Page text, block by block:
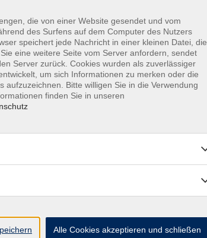
Deutsch B2
22.01.2027
B2
Zertifikat Deutsch A2-B1
Deutsch B2
11.06.2027
die von einer Website gesendet und vom
des Surfens auf dem Computer des Nutzers
speichert jede Nachricht in einer kleinen Datei, die
eine weitere Seite vom Server anfordern, sendet
Server zurück. Cookies wurden als zuverlässiger
um sich Informationen zu merken oder die
aufzuzeichnen. Bitte willigen Sie in die Verwendung
finden Sie in unseren
Alle Cookies akzeptieren und schließen